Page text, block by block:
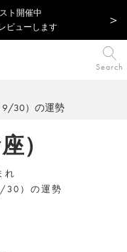
ト開催中
ビューします
Search
9/30）の運勢
）
れ
30）の運勢